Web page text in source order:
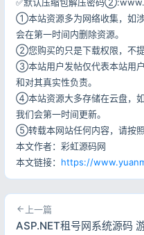
✅默认压缩包解压密码
①本站资源多为网络收集，如
会在第一时间内删除资源。
②您购买的只是下载权限，不提
③本站用户发帖仅代表本站用
和对其真实性负责。
④本站资源大多存储在云盘，如
我们会第一时间更新。
⑤转载本网站任何内容，请按照
本文作者：彩虹源码网
本文链接： https://
上一篇
ASP.NET租号网系统源码